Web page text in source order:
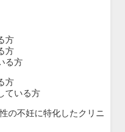
方
方
る方
方
ている方
の不妊に特化したクリニ